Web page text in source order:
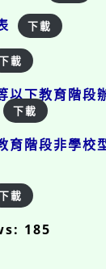
下載
載
以下教育階段
下載
育階段非學校
載
185